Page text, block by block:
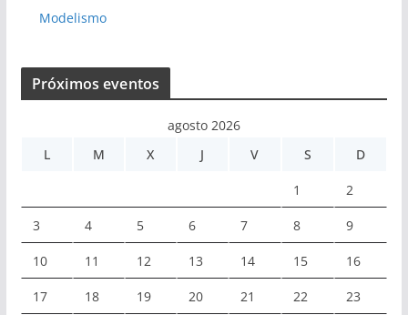
Modelismo
Próximos eventos
agosto 2026
L
M X J V S D
1 2
3 4 5 6 7 8 9
10 11 12 13 14 15 16
17 18 19 20 21 22 23